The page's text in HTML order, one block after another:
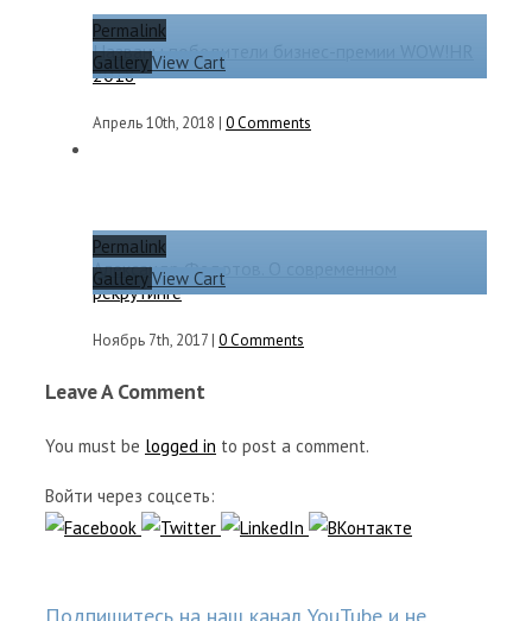
Permalink
GalleryView Cart
Названы победители бизнес-премии WOW!HR
2018
Апрель 10th, 2018 | 0 Comments
Permalink
GalleryView Cart
Александр Федотов. О современном
рекрутинге
Ноябрь 7th, 2017 | 0 Comments
Leave A Comment
You must be logged in to post a comment.
Войти через соцсеть: